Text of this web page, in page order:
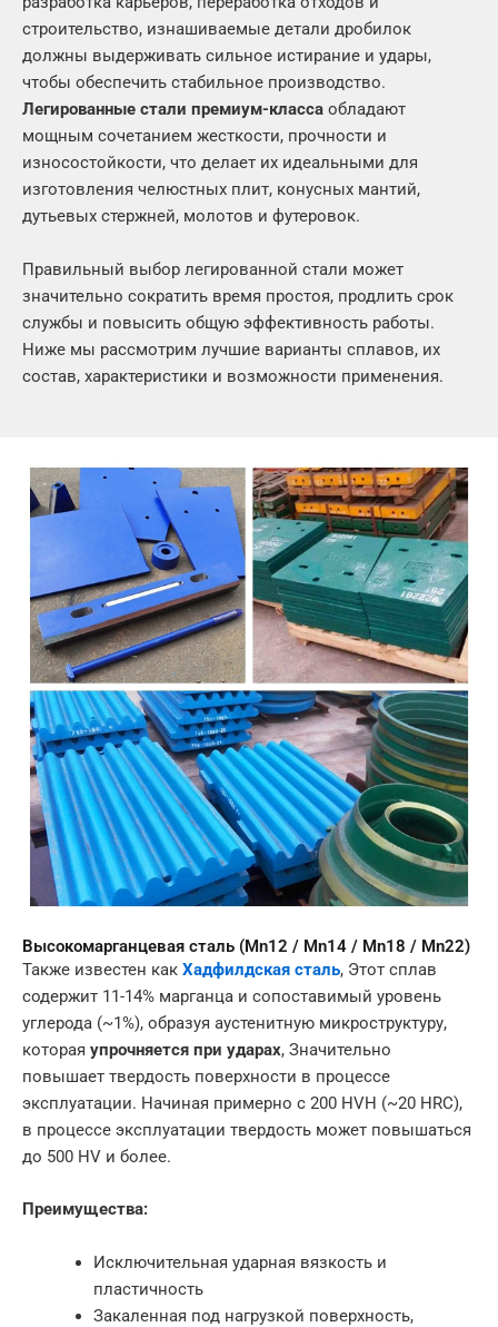
строительство, изнашиваемые детали дробилок
должны выдерживать сильное истирание и удары,
чтобы обеспечить стабильное производство.
Легированные стали премиум-класса обладают
мощным сочетанием жесткости, прочности и
износостойкости, что делает их идеальными для
изготовления челюстных плит, конусных мантий,
дутьевых стержней, молотов и футеровок.
Правильный выбор легированной стали может
значительно сократить время простоя, продлить срок
службы и повысить общую эффективность работы.
Ниже мы рассмотрим лучшие варианты сплавов, их
состав, характеристики и возможности применения.
Высокомарганцевая сталь (Mn12 / Mn14 / Mn18 / Mn22)
Также известен как Хадфилдская сталь, Этот сплав
содержит 11-14% марганца и сопоставимый уровень
углерода (~1%), образуя аустенитную микроструктуру,
которая упрочняется при ударах, Значительно
повышает твердость поверхности в процессе
эксплуатации. Начиная примерно с 200 HVH (~20 HRC),
в процессе эксплуатации твердость может повышаться
до 500 HV и более.
Преимущества:
Исключительная ударная вязкость и
пластичность
Закаленная под нагрузкой поверхность,